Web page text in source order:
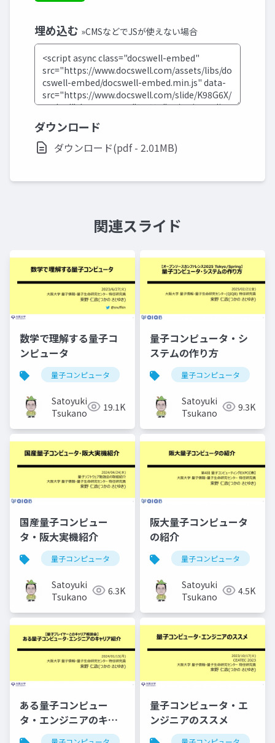
埋め込む »CMSなどでJSが使えない場合
ダウンロード
ダウンロード(pdf - 2.01MB)
関連スライド
数学で理解する量子コ
ンピュータ
量子コンピュータ
Satoyuki
Tsukano
19.1K
量子コンピュータ・シ
ステムの作り方
量子コンピュータ
Satoyuki
Tsukano
9.3K
国産量子コンピュー
タ・阪大実機紹介
量子コンピュータ
Satoyuki
Tsukano
6.3K
阪大量子コンピュータ
の紹介
量子コンピュータ
Satoyuki
Tsukano
4.5K
ある量子コンピュー
タ・エンジニアのキャ
リア紹介
量子コンピュータ・エ
ンジニアのススメ